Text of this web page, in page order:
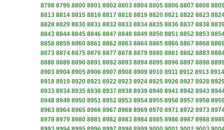
8798 8799 8800 8801 8802 8803 8804 8805 8806 8807 8808
8813 8814 8815 8816 8817 8818 8819 8820 8821 8822 8823
8828 8829 8830 8831 8832 8833 8834 8835 8836 8837 8838
8843 8844 8845 8846 8847 8848 8849 8850 8851 8852 8853
8858 8859 8860 8861 8862 8863 8864 8865 8866 8867 8868
8873 8874 8875 8876 8877 8878 8879 8880 8881 8882 8883
8888 8889 8890 8891 8892 8893 8894 8895 8896 8897 8898
8903 8904 8905 8906 8907 8908 8909 8910 8911 8912 8913 8914
8918 8919 8920 8921 8922 8923 8924 8925 8926 8927 8928
8933 8934 8935 8936 8937 8938 8939 8940 8941 8942 8943
8948 8949 8950 8951 8952 8953 8954 8955 8956 8957 8958
8963 8964 8965 8966 8967 8968 8969 8970 8971 8972 8973
8978 8979 8980 8981 8982 8983 8984 8985 8986 8987 8988